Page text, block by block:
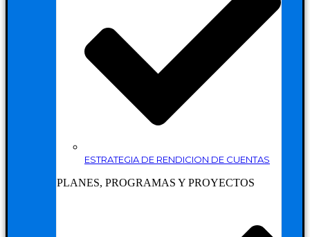
ESTRATEGIA DE RENDICION DE CUENTAS
PLANES, PROGRAMAS Y PROYECTOS